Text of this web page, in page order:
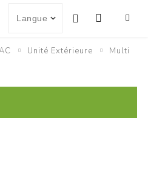
Unité Extérieure Multi